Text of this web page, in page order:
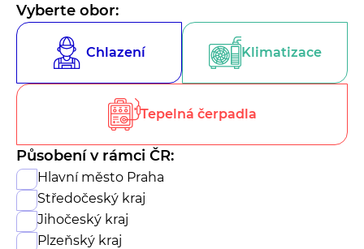
Vyberte obor:
Chlazení Klimatizace
Tepelná čerpadla
Působení v rámci ČR:
Hlavní město Praha
Středočeský kraj
Jihočeský kraj
Plzeňský kraj